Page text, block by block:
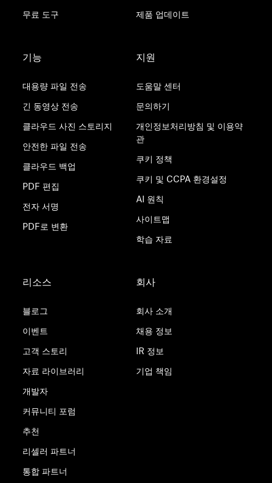
무료 도구
제품 업데이트
기능
대용량 파일 전송
긴 동영상 전송
클라우드 사진 스토리지
안전한 파일 전송
클라우드 백업
PDF 편집
전자 서명
PDF로 변환
지원
도움말 센터
문의하기
개인정보처리방침 및 이용약
관
쿠키 정책
쿠키 및 CCPA 환경설정
AI 원칙
사이트맵
학습 자료
리소스
블로그
이벤트
고객 스토리
자료 라이브러리
개발자
커뮤니티 포럼
추천
리셀러 파트너
통합 파트너
회사
회사 소개
채용 정보
IR 정보
기업 책임